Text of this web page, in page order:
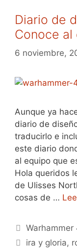
Diario de
Conoce al
6 noviembre,
Aunque ya
diario de
traducirlo e
este diario
al equipo que
Hola queridos
de Ulisses
cosas de …
Categorías
Etiquetas
ira y gloria,